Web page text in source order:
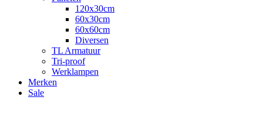
120x30cm
60x30cm
60x60cm
Diversen
TL Armatuur
Tri-proof
Werklampen
Merken
Sale